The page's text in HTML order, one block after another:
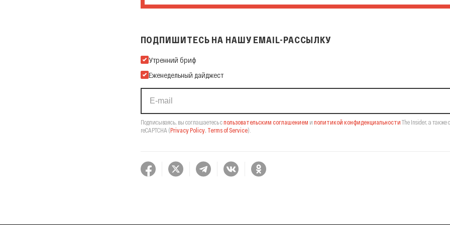
ПОДПИШИТЕСЬ НА НАШУ EMAIL-РАССЫЛКУ
Подпишитесь на нашу Email-рассылку
Утренний бриф
Еженедельный дайджест
Подписываясь, вы соглашаетесь спользовательским соглашением и политикой конфиденциальности The Insider, а также
reCAPTCHA (Privacy Policy, Terms of Service).